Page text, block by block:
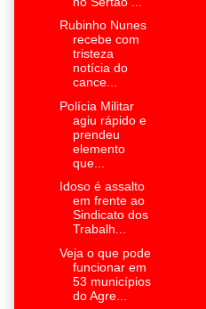
Rubinho Nunes
recebe com
tristeza
notícia do
cance...
Polícia Militar
agiu rápido e
prendeu
elemento
que...
Idoso é assalto
em frente ao
Sindicato dos
Trabalh...
Veja o que pode
funcionar em
53 municípios
do Agre...